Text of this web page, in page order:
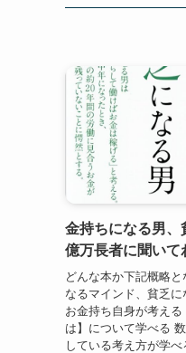
金持ちになる男
億万長者に聞いて
どんな本か下記概略
なるマインド、貧乏
お金持ち自身が考え
は】について学べる
している考え方が学